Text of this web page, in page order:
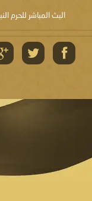
البث المباشر للحرم